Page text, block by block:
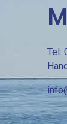
Tel: